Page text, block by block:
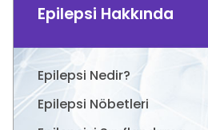
Epilepsi Hakkında
Epilepsi Nedir?
Epilepsi Nöbetleri